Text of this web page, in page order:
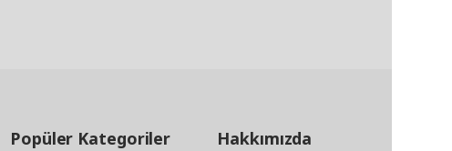
Popüler Kategoriler Hakkımızda